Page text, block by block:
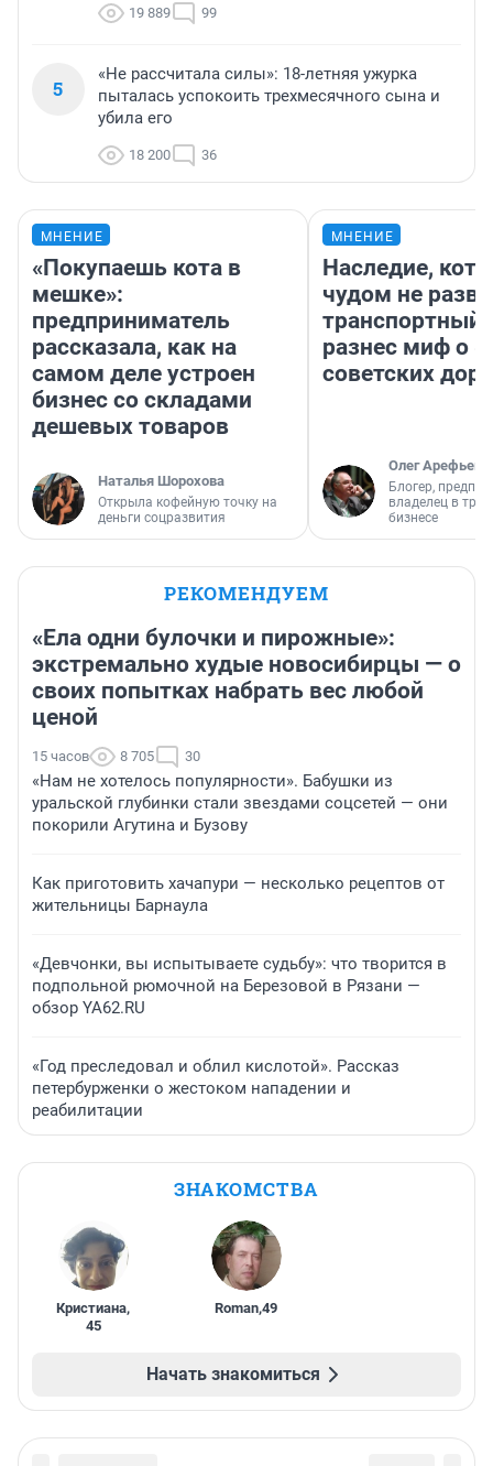
19 889 99
5
«Не рассчитала силы»: 18-летняя ужурка
пыталась успокоить трехмесячного сына и
убила его
18 200 36
МНЕНИЕ
«Покупаешь кота в
мешке»:
предприниматель
рассказала, как на
самом деле устроен
бизнес со складами
дешевых товаров
Наталья Шорохова
Открыла кофейную точку на
деньги соцразвития
МНЕНИЕ
Наследие,
чудом не
транспортный
разнес миф о
советских
Олег Арефьев
Блогер,
владелец в
бизнесе
РЕКОМЕНДУЕМ
«Ела одни булочки и пирожные»:
экстремально худые новосибирцы — о
своих попытках набрать вес любой
ценой
15 часов 8 705 30
«Нам не хотелось популярности». Бабушки из
уральской глубинки стали звездами соцсетей — они
покорили Агутина и Бузову
Как приготовить хачапури — несколько рецептов от
жительницы Барнаула
«Девчонки, вы испытываете судьбу»: что творится в
подпольной рюмочной на Березовой в Рязани —
обзор YA62.RU
«Год преследовал и облил кислотой». Рассказ
петербурженки о жестоком нападении и
реабилитации
ЗНАКОМСТВА
Кристиана,
45
Roman,49
Начать знакомиться